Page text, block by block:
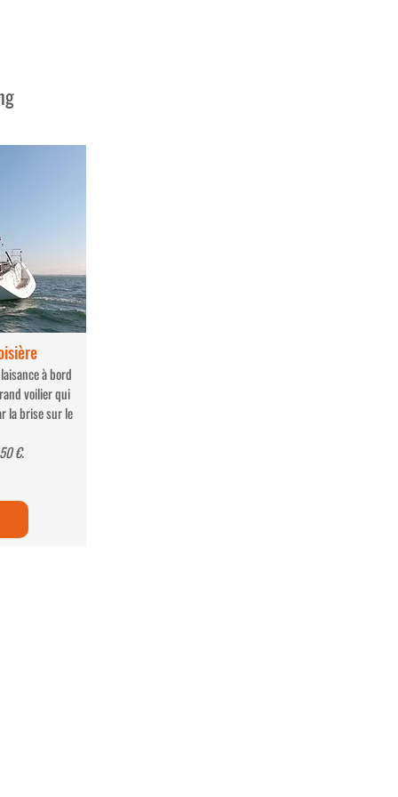
à bord
voilier qui
la brise sur le
€.